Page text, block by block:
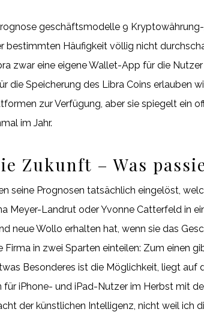
geschäftsmodelle 9
bestimmten Häufigkeit völlig nicht
zwar eine eigene Wallet-App für die
die Speicherung des Libra Coins erlauben
zur Verfügung, aber sie spiegelt ein
im Jahr.
Zukunft – Was
seine Prognosen tatsächlich eingelöst,
Meyer-Landrut oder Yvonne Catterfeld in
neue Wollo erhalten hat, wenn sie das
Firma in zwei Sparten einteilen: Zum einen
Besonderes ist die Möglichkeit, liegt
iPhone- und iPad-Nutzer im Herbst mit
der künstlichen Intelligenz, nicht weil